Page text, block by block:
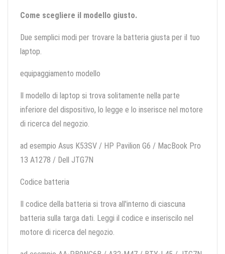
Come scegliere il modello giusto.
Due semplici modi per trovare la batteria giusta per il tuo
laptop.
equipaggiamento modello
Il modello di laptop si trova solitamente nella parte
inferiore del dispositivo, lo legge e lo inserisce nel motore
di ricerca del negozio.
ad esempio Asus K53SV / HP Pavilion G6 / MacBook Pro
13 A1278 / Dell JTG7N
Codice batteria
Il codice della batteria si trova all'interno di ciascuna
batteria sulla targa dati. Leggi il codice e inseriscilo nel
motore di ricerca del negozio.